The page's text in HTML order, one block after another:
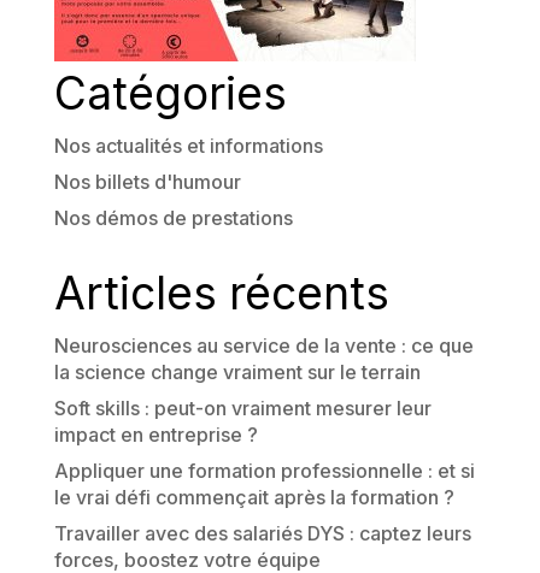
Catégories
Nos actualités et informations
Nos billets d'humour
Nos démos de prestations
Articles récents
Neurosciences au service de la vente : ce que
la science change vraiment sur le terrain
Soft skills : peut-on vraiment mesurer leur
impact en entreprise ?
Appliquer une formation professionnelle : et si
le vrai défi commençait après la formation ?
Travailler avec des salariés DYS : captez leurs
forces, boostez votre équipe